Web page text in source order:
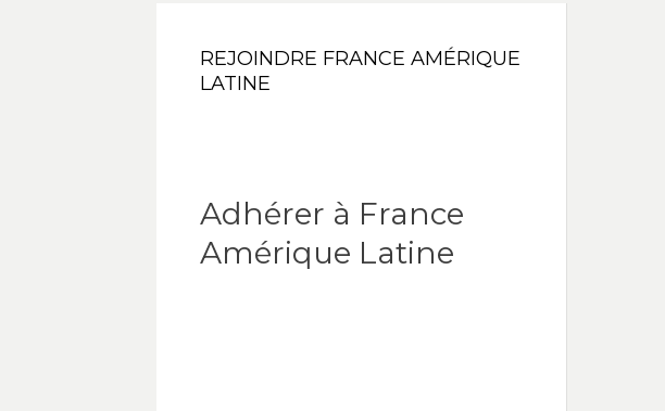
REJOINDRE FRANCE AMÉRIQUE
LATINE
Adhérer à France
Amérique Latine